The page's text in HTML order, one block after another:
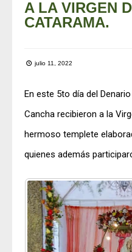
A LA VIRGEN
CATARAMA.
julio 11, 2022
En este 5to día del
Cancha recibieron a la
hermoso templete
quienes además